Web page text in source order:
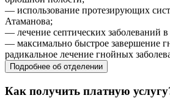
— использование протезирующих
Атаманова;
— лечение септических заболеваний
— максимально быстрое завершение
радикальное лечение гнойных
Подробнее об отделении
Как получить платную